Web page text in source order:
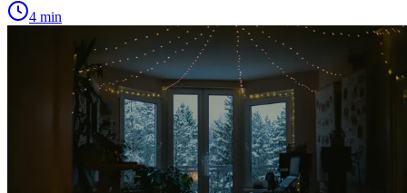
4 min